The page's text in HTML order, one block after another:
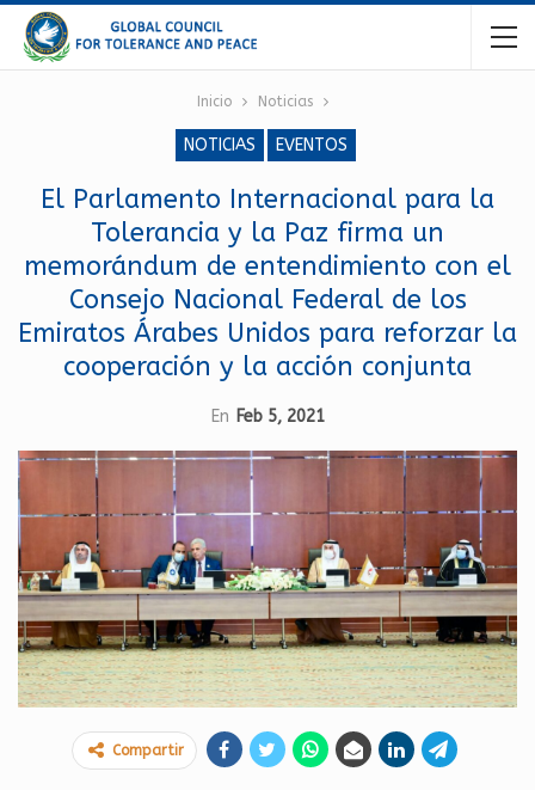
Inicio Noticias
NOTICIAS EVENTOS
El Parlamento Internacional para la
Tolerancia y la Paz firma un
memorándum de entendimiento con el
Consejo Nacional Federal de los
Emiratos Árabes Unidos para reforzar la
cooperación y la acción conjunta
En Feb 5, 2021
Compartir